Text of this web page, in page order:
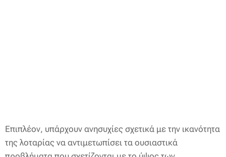
Επιπλέον, υπάρχουν ανησυχίες σχετικά με την ικανότητα
της λοταρίας να αντιμετωπίσει τα ουσιαστικά